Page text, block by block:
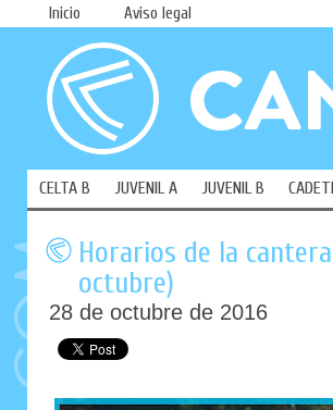
Inicio Aviso legal
CELTA B JUVENIL A JUVENIL B
Horarios de la
octubre)
28 de octubre de 2016